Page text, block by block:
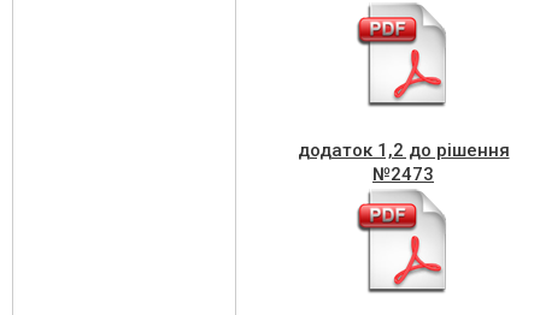
додаток 1,2 до рішення
№2473